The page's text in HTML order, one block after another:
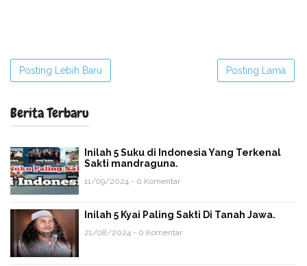
Posting Lebih Baru Posting Lama
Berita Terbaru
Inilah 5 Suku di Indonesia Yang Terkenal
Sakti mandraguna.
11/09/2024 - 0 Komentar
Inilah 5 Kyai Paling Sakti Di Tanah Jawa.
21/08/2024 - 0 Komentar